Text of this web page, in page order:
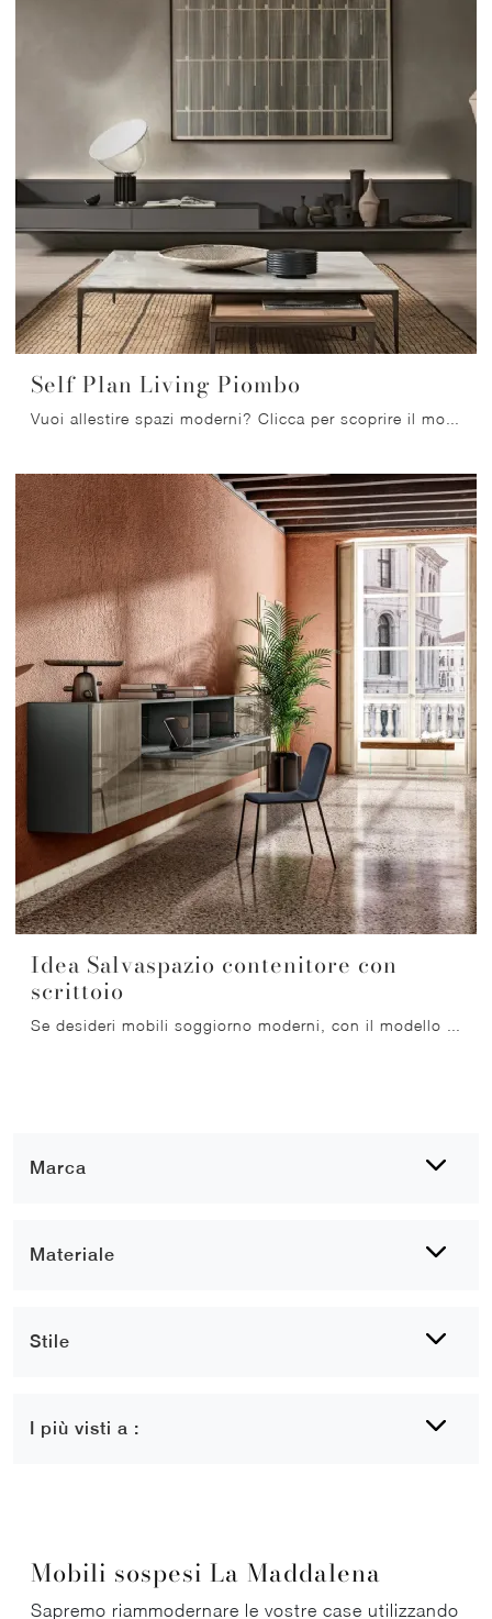
Marca
Materiale
Stile
I più visti a :
Self Plan Living Piombo
Idea Salvaspazio contenitore con
scrittoio
Mobili sospesi La Maddalena
Sapremo riammodernare le vostre case utilizzando